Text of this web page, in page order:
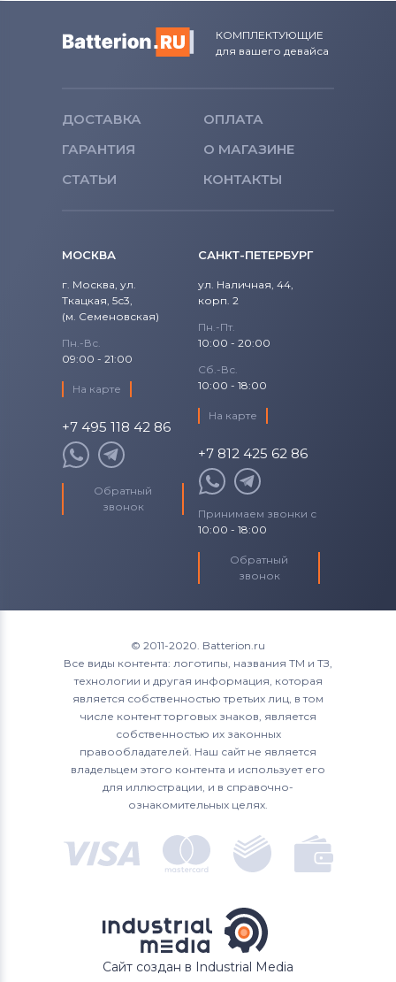
Аккумуляторы для смартфонов
Sony Ericsson
Аккумуляторы для смартфонов
Poco
Аккумуляторы для смартфонов
Аккумуляторы для смартфонов
Explay
Аккумуляторы для смартфонов
Аккумуляторы для смартфоновBQ
Cameron Sino
Аккумуляторы для смартфонов
Huawei
Аккумуляторы для смартфоновAcer
Аккумуляторы для смартфонов
Аккумуляторы для смартфонов Asus
Аккумуляторы для смартфонов
Аккумуляторы для смартфонов
КОМПЛЕКТУЮЩИЕ
для вашего девайса
ДОСТАВКА
ОПЛАТА
ГАРАНТИЯ
О МАГАЗИНЕ
СТАТЬИ
КОНТАКТЫ
МОСКВА
г. Москва, ул.
Ткацкая, 5с3,
(м. Семеновская)
Пн.-Вс.
09:00 - 21:00
На карте
+7 495 118 42 86
Обратный
звонок
САНКТ-ПЕТЕРБУРГ
ул. Наличная, 44,
корп. 2
Пн.-Пт.
10:00 - 20:00
Сб.-Вс.
10:00 - 18:00
На карте
+7 812 425 62 86
Принимаем звонки с
10:00 - 18:00
Обратный
звонок
© 2011-2020. Batterion.ru
Все виды контента: логотипы, названия ТМ и ТЗ,
технологии и другая информация, которая
является собственностью третьих лиц, в том
числе контент торговых знаков, является
собственностью их законных
правообладателей. Наш сайт не является
владельцем этого контента и использует его
для иллюстрации, и в справочно-
ознакомительных целях.
Сайт создан в Industrial Media